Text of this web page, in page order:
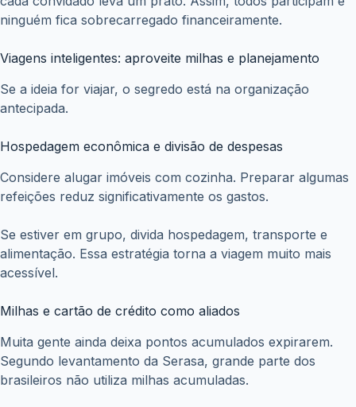
ninguém fica sobrecarregado financeiramente.
Viagens inteligentes: aproveite milhas e planejamento
Se a ideia for viajar, o segredo está na organização
antecipada.
Hospedagem econômica e divisão de despesas
Considere alugar imóveis com cozinha. Preparar algumas
refeições reduz significativamente os gastos.
Se estiver em grupo, divida hospedagem, transporte e
alimentação. Essa estratégia torna a viagem muito mais
acessível.
Milhas e cartão de crédito como aliados
Muita gente ainda deixa pontos acumulados expirarem.
Segundo levantamento da Serasa, grande parte dos
brasileiros não utiliza milhas acumuladas.